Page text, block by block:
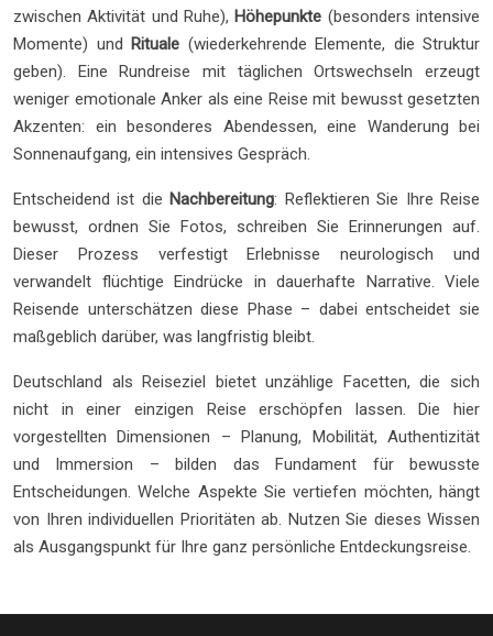
zwischen Aktivität und Ruhe), Höhepunkte (besonders intensive
Momente) und Rituale (wiederkehrende Elemente, die Struktur
geben). Eine Rundreise mit täglichen Ortswechseln erzeugt
weniger emotionale Anker als eine Reise mit bewusst gesetzten
Akzenten: ein besonderes Abendessen, eine Wanderung bei
Sonnenaufgang, ein intensives Gespräch.
Entscheidend ist die Nachbereitung: Reflektieren Sie Ihre Reise
bewusst, ordnen Sie Fotos, schreiben Sie Erinnerungen auf.
Dieser Prozess verfestigt Erlebnisse neurologisch und
verwandelt flüchtige Eindrücke in dauerhafte Narrative. Viele
Reisende unterschätzen diese Phase – dabei entscheidet sie
maßgeblich darüber, was langfristig bleibt.
Deutschland als Reiseziel bietet unzählige Facetten, die sich
nicht in einer einzigen Reise erschöpfen lassen. Die hier
vorgestellten Dimensionen – Planung, Mobilität, Authentizität
und Immersion – bilden das Fundament für bewusste
Entscheidungen. Welche Aspekte Sie vertiefen möchten, hängt
von Ihren individuellen Prioritäten ab. Nutzen Sie dieses Wissen
als Ausgangspunkt für Ihre ganz persönliche Entdeckungsreise.